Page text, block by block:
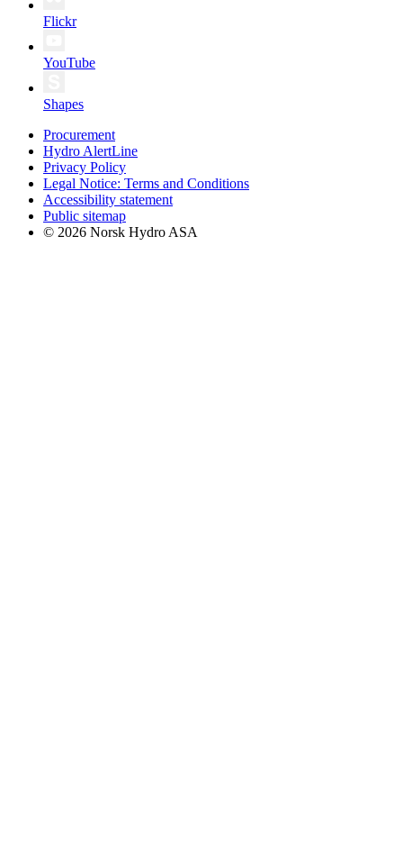
Flickr
YouTube
Shapes
Procurement
Hydro AlertLine
Privacy Policy
Legal Notice: Terms and Conditions
Accessibility statement
Public sitemap
© 2026 Norsk Hydro ASA